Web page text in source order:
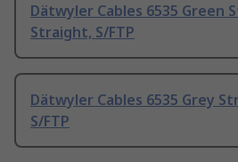
Dätwyler Cables 6535 Green
Straight, S/FTP
Dätwyler Cables 6535 Grey
S/FTP